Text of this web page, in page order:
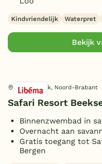
Kindvriendelijk Waterpret
Bekijk
Hilvarenbeek, Noord-Brabant
Safari Resort
Binnenzwembad in
Overnacht aan
Gratis toegang tot
Bergen